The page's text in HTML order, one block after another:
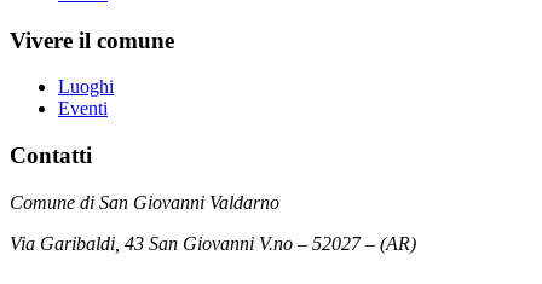
Vivere il comune
Luoghi
Eventi
Contatti
Comune di San Giovanni Valdarno
Via Garibaldi, 43 San Giovanni V.no – 52027 – (AR)